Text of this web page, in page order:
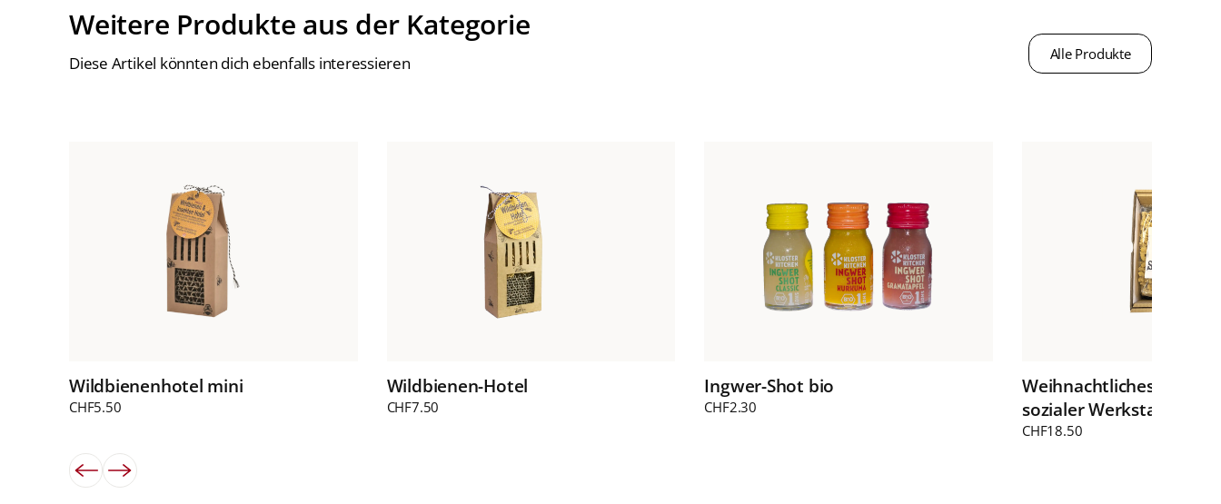
Weitere Produkte aus der Kategorie
Diese Artikel könnten dich ebenfalls interessieren Alle Produkte
Wildbienenhotel mini
CHF5.50
Wildbienen-Hotel
CHF7.50
Ingwer-Shot bio
CHF2.30
Weihnachtliches
sozialer Werkstatt
CHF18.50